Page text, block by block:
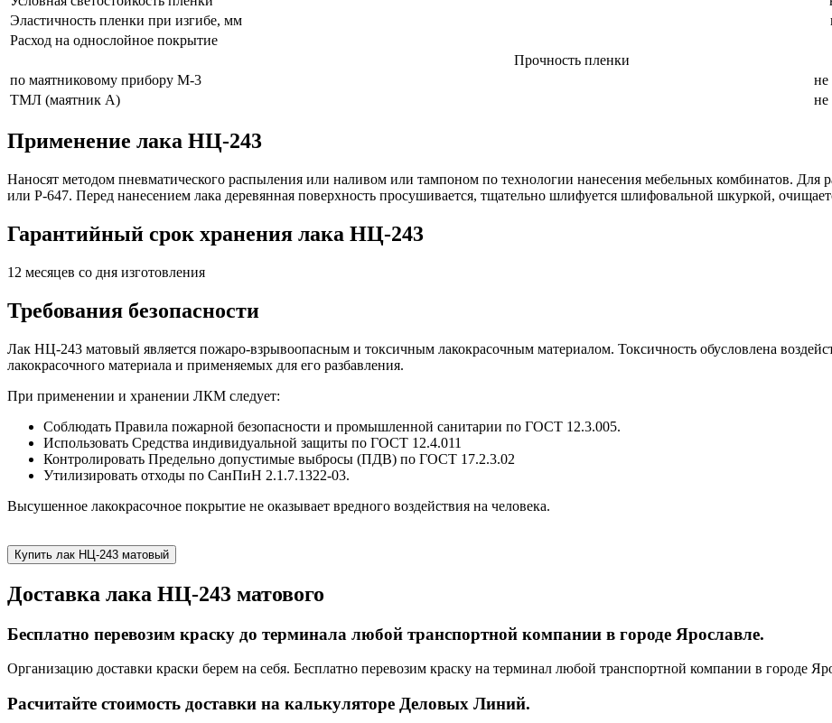
Эластичность пленки при изгибе, мм
Расход на однослойное покрытие
Прочность пленки
по маятниковому прибору М-3
не
ТМЛ (маятник А)
не
Применение лака НЦ-243
Наносят методом пневматического распыления или наливом или тампоном по технологии нанесения мебельных комбинатов. Для
или Р-647. Перед нанесением лака деревянная поверхность просушивается, тщательно шлифуется шлифовальной шкуркой,
Гарантийный срок хранения лака НЦ-243
12 месяцев со дня изготовления
Требования безопасности
Лак НЦ-243 матовый является пожаро-взрывоопасным и токсичным лакокрасочным материалом. Токсичность обусловлена
лакокрасочного материала и применяемых для его разбавления.
При применении и хранении ЛКМ следует:
Соблюдать Правила пожарной безопасности и промышленной санитарии по ГОСТ 12.3.005.
Использовать Средства индивидуальной защиты по ГОСТ 12.4.011
Контролировать Предельно допустимые выбросы (ПДВ) по ГОСТ 17.2.3.02
Утилизировать отходы по СанПиН 2.1.7.1322-03.
Высушенное лакокрасочное покрытие не оказывает вредного воздействия на человека.
Купить лак НЦ-243 матовый
Доставка лака НЦ-243 матового
Бесплатно перевозим краску до терминала любой транспортной компании в городе Ярославле.
Организацию доставки краски берем на себя. Бесплатно перевозим краску на терминал любой транспортной компании в городе
Расчитайте стоимость доставки на калькуляторе Деловых Линий.